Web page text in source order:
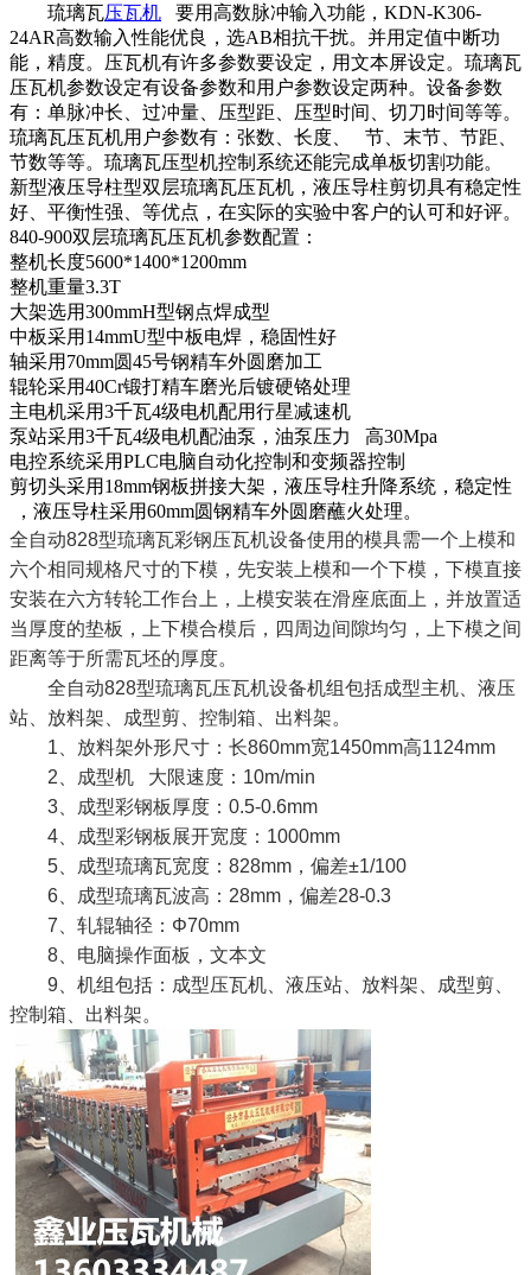
琉璃瓦压瓦机 要用高数脉冲输入功能，KDN-K306-
24AR高数输入性能优良，选AB相抗干扰。并用定值中断功
能，精度。压瓦机有许多参数要设定，用文本屏设定。琉璃瓦
压瓦机参数设定有设备参数和用户参数设定两种。设备参数
有：单脉冲长、过冲量、压型距、压型时间、切刀时间等等。
琉璃瓦压瓦机用户参数有：张数、长度、 节、末节、节距、
节数等等。琉璃瓦压型机控制系统还能完成单板切割功能。
新型液压导柱型双层琉璃瓦压瓦机，液压导柱剪切具有稳定性
好、平衡性强、等优点，在实际的实验中客户的认可和好评。
840-900双层琉璃瓦压瓦机参数配置：
整机长度5600*1400*1200mm
整机重量3.3T
大架选用300mmH型钢点焊成型
中板采用14mmU型中板电焊，稳固性好
轴采用70mm圆45号钢精车外圆磨加工
辊轮采用40Cr锻打精车磨光后镀硬铬处理
主电机采用3千瓦4级电机配用行星减速机
泵站采用3千瓦4级电机配油泵，油泵压力 高30Mpa
电控系统采用PLC电脑自动化控制和变频器控制
剪切头采用18mm钢板拼接大架，液压导柱升降系统，稳定性
，液压导柱采用60mm圆钢精车外圆磨蘸火处理。
全自动828型琉璃瓦彩钢压瓦机设备使用的模具需一个上模和
六个相同规格尺寸的下模，先安装上模和一个下模，下模直接
安装在六方转轮工作台上，上模安装在滑座底面上，并放置适
当厚度的垫板，上下模合模后，四周边间隙均匀，上下模之间
距离等于所需瓦坯的厚度。
全自动828型琉璃瓦压瓦机设备机组包括成型主机、液压
站、放料架、成型剪、控制箱、出料架。
1、放料架外形尺寸：长860mm宽1450mm高1124mm
2、成型机 大限速度：10m/min
3、成型彩钢板厚度：0.5-0.6mm
4、成型彩钢板展开宽度：1000mm
5、成型琉璃瓦宽度：828mm，偏差±1/100
6、成型琉璃瓦波高：28mm，偏差28-0.3
7、轧辊轴径：Φ70mm
8、电脑操作面板，文本文
9、机组包括：成型压瓦机、液压站、放料架、成型剪、
控制箱、出料架。